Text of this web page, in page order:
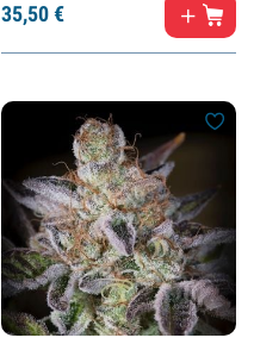
35,50€